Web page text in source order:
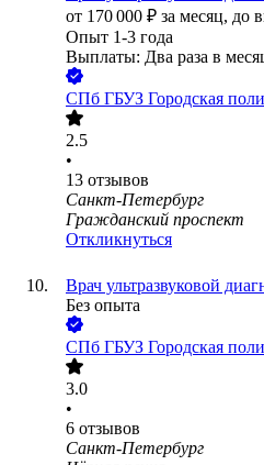
от 170 000 ₽ за месяц, до
Опыт 1-3 года
Выплаты: Два раза в
СПб ГБУЗ Городская
2.5
•
13 отзывов
Санкт-Петербург
Гражданский проспект
Откликнуться
Врач ультразвуковой
Без опыта
СПб ГБУЗ Городская
3.0
•
6 отзывов
Санкт-Петербург